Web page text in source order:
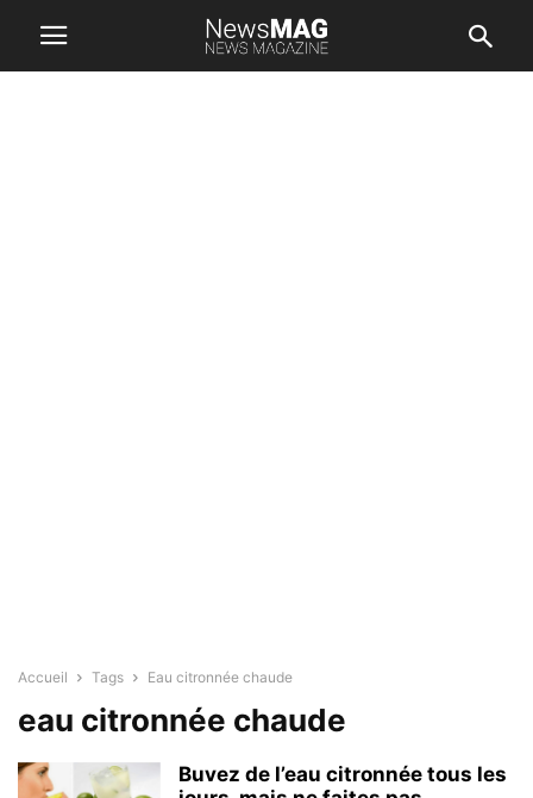
Accueil Tags Eau citronnée chaude
eau citronnée chaude
Buvez de l’eau citronnée tous les